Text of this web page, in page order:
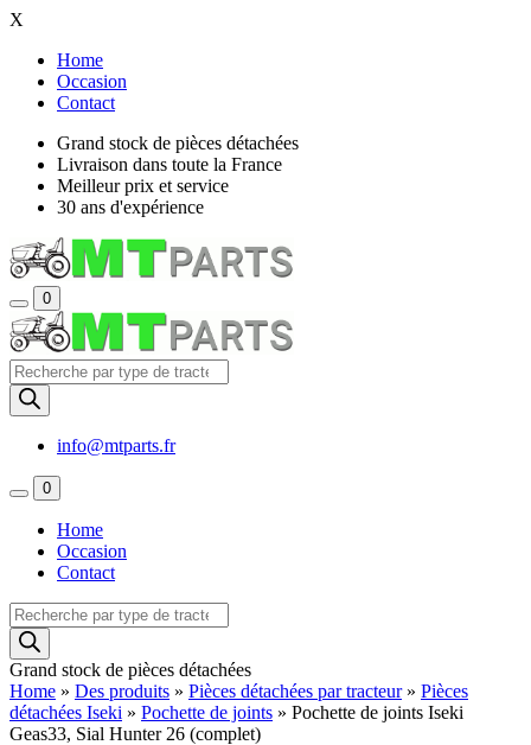
X
Home
Occasion
Contact
Grand stock de pièces détachées
Livraison dans toute la France
Meilleur prix et service
30 ans d'expérience
0
Recherche
de
produits
info@mtparts.fr
0
Home
Occasion
Contact
Recherche
de
produits
Grand stock de pièces détachées
Home » Des produits » Pièces détachées par tracteur» Pièces
détachées Iseki » Pochette de joints » Pochette de joints Iseki
Geas33, Sial Hunter 26 (complet)